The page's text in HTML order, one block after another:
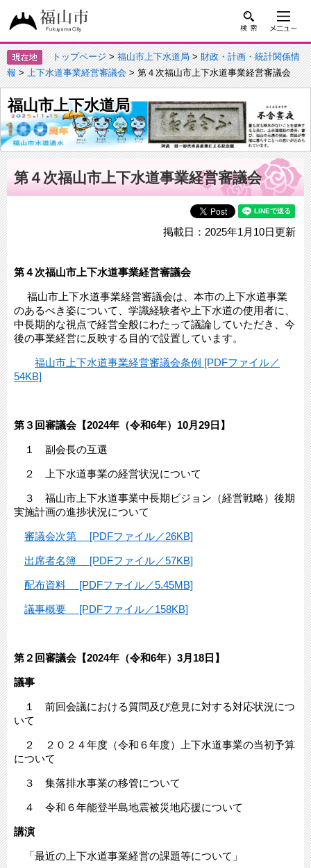
トップページ>福山市上下水道局>財政・計画・統計関係情
報>上下水道事業経営審議会> 第４次福山市上下水道事業経営審議会
福山市上下水道局
第４次福山市上下水道事業経営審議会
掲載日：2025年1月10日更新
第４次福山市上下水道事業経営審議会
福山市上下水道事業経営審議会は、本市の上下水道事業
のあるべき姿について、学識経験者や上下水道の使用者に、
中長期的な視点で経営全般にわたって議論していただき、今
後の事業経営に反映する目的で設置しています。
福山市上下水道事業経営審議会条例 [PDFファイル／
54KB]
第３回審議会【2024年（令和6年）10月29日】
１ 副会長の互選
２ 上下水道事業の経営状況について
３ 福山市上下水道事業中長期ビジョン（経営戦略）後期
実施計画の進捗状況について
審議会次第 [PDFファイル／26KB]
出席者名簿 [PDFファイル／57KB]
配布資料 [PDFファイル／5.45MB]
議事概要 [PDFファイル／158KB]
第２回審議会【2024年（令和6年）3月18日】
議事
１ 前回会議における質問及び意見に対する対応状況につ
いて
２ ２０２４年度（令和６年度）上下水道事業の当初予算
について
３ 集落排水事業の移管について
４ 令和６年能登半島地震被災地応援について
講演
「最近の上下水道事業経営の課題等について」